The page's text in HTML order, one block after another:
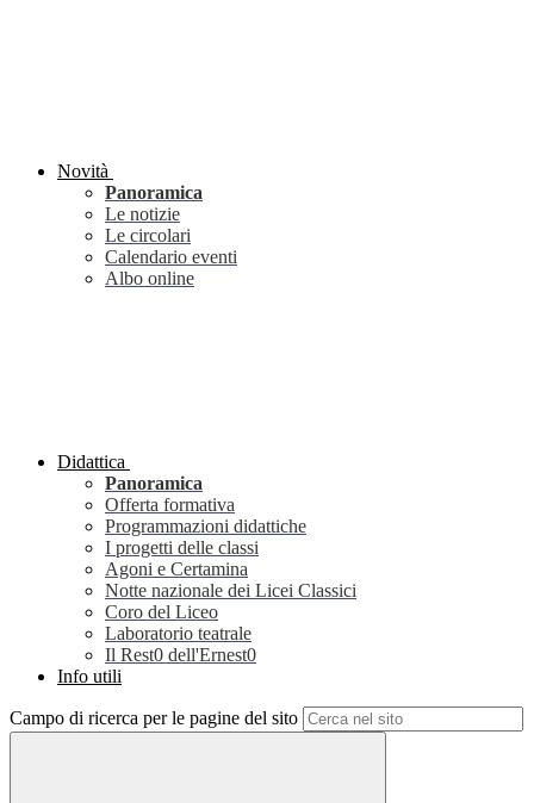
Novità
Panoramica
Le notizie
Le circolari
Calendario eventi
Albo online
Didattica
Panoramica
Offerta formativa
Programmazioni didattiche
I progetti delle classi
Agoni e Certamina
Notte nazionale dei Licei Classici
Coro del Liceo
Laboratorio teatrale
Il Rest0 dell'Ernest0
Info utili
Campo di ricerca per le pagine del sito